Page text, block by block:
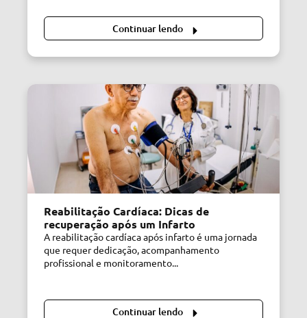
Continuar lendo
Reabilitação Cardíaca: Dicas de
recuperação após um Infarto
A reabilitação cardíaca após infarto é uma jornada
que requer dedicação, acompanhamento
profissional e monitoramento...
Continuar lendo